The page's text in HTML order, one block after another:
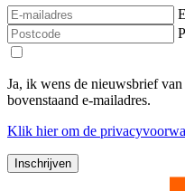
Ja, ik wens de nieuwsbrief
bovenstaand e-mailadres.
Klik hierom de